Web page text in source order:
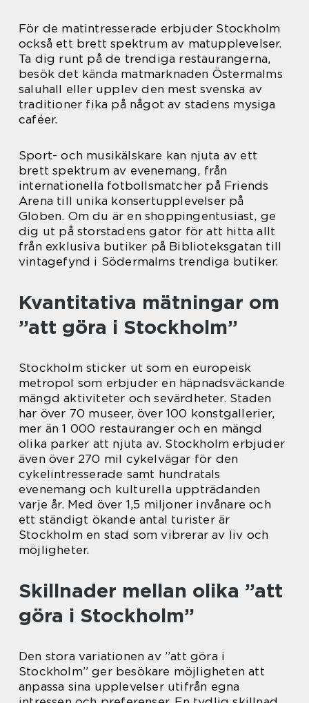
För de matintresserade erbjuder Stockholm
också ett brett spektrum av matupplevelser.
Ta dig runt på de trendiga restaurangerna,
besök det kända matmarknaden Östermalms
saluhall eller upplev den mest svenska av
traditioner fika på något av stadens mysiga
caféer.
Sport- och musikälskare kan njuta av ett
brett spektrum av evenemang, från
internationella fotbollsmatcher på Friends
Arena till unika konsertupplevelser på
Globen. Om du är en shoppingentusiast, ge
dig ut på storstadens gator för att hitta allt
från exklusiva butiker på Biblioteksgatan till
vintagefynd i Södermalms trendiga butiker.
Kvantitativa mätningar om
”att göra i Stockholm”
Stockholm sticker ut som en europeisk
metropol som erbjuder en häpnadsväckande
mängd aktiviteter och sevärdheter. Staden
har över 70 museer, över 100 konstgallerier,
mer än 1 000 restauranger och en mängd
olika parker att njuta av. Stockholm erbjuder
även över 270 mil cykelvägar för den
cykelintresserade samt hundratals
evenemang och kulturella uppträdanden
varje år. Med över 1,5 miljoner invånare och
ett ständigt ökande antal turister är
Stockholm en stad som vibrerar av liv och
möjligheter.
Skillnader mellan olika ”att
göra i Stockholm”
Den stora variationen av ”att göra i
Stockholm” ger besökare möjligheten att
anpassa sina upplevelser utifrån egna